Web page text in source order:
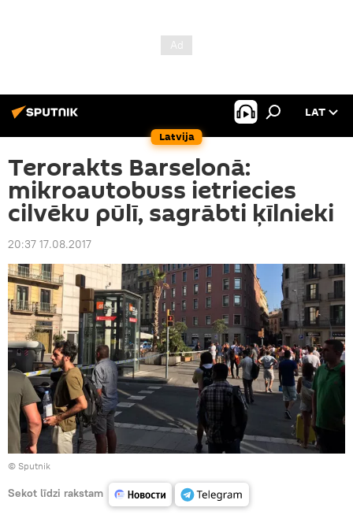
Latvija
LAT
Terorakts Barselonā:
mikroautobuss ietriecies
cilvēku pūlī, sagrābti ķīlnieki
20:37 17.08.2017
© Sputnik
Sekot līdzi rakstam